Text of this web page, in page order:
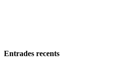
Entrades recents